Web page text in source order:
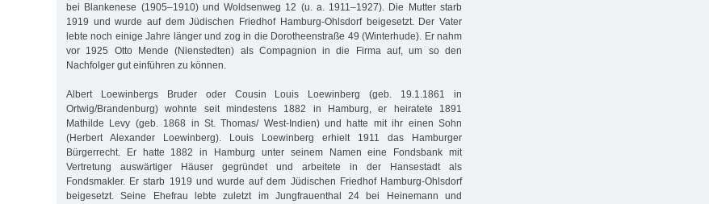
bei Blankenese (1905–1910) und Woldsenweg 12 (u. a. 1911–1927). Die Mutter starb
1919 und wurde auf dem Jüdischen Friedhof Hamburg-Ohlsdorf beigesetzt. Der Vater
lebte noch einige Jahre länger und zog in die Dorotheenstraße 49 (Winterhude). Er nahm
vor 1925 Otto Mende (Nienstedten) als Compagnion in die Firma auf, um so den
Nachfolger gut einführen zu können.
Albert Loewinbergs Bruder oder Cousin Louis Loewinberg (geb. 19.1.1861 in
Ortwig/Brandenburg) wohnte seit mindestens 1882 in Hamburg, er heiratete 1891
Mathilde Levy (geb. 1868 in St. Thomas/ West-Indien) und hatte mit ihr einen Sohn
(Herbert Alexander Loewinberg). Louis Loewinberg erhielt 1911 das Hamburger
Bürgerrecht. Er hatte 1882 in Hamburg unter seinem Namen eine Fondsbank mit
Vertretung auswärtiger Häuser gegründet und arbeitete in der Hansestadt als
Fondsmakler. Er starb 1919 und wurde auf dem Jüdischen Friedhof Hamburg-Ohlsdorf
beigesetzt. Seine Ehefrau lebte zuletzt im Jungfrauenthal 24 bei Heinemann und